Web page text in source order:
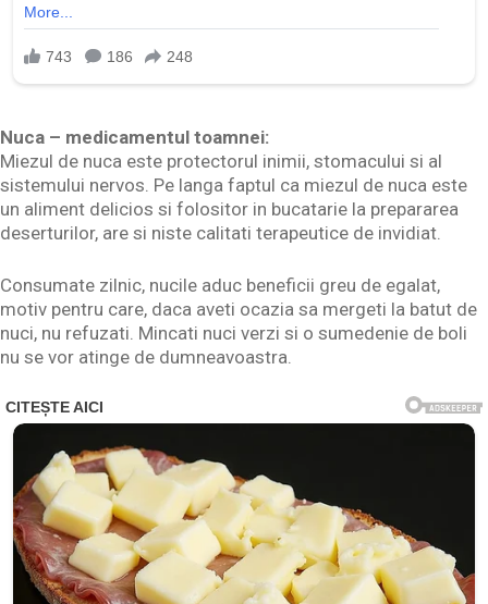
Nuca – medicamentul toamnei:
Miezul de nuca este protectorul inimii, stomacului si al
sistemului nervos. Pe langa faptul ca miezul de nuca este
un aliment delicios si folositor in bucatarie la prepararea
deserturilor, are si niste calitati terapeutice de invidiat.
Consumate zilnic, nucile aduc beneficii greu de egalat,
motiv pentru care, daca aveti ocazia sa mergeti la batut de
nuci, nu refuzati. Mincati nuci verzi si o sumedenie de boli
nu se vor atinge de dumneavoastra.